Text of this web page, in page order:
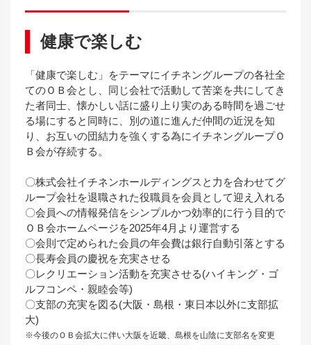
健康で楽しむ
「健康で楽しむ」をテーマにイチネングループの各社全
てのＯＢ会とし、同じ会社で活動して苦楽を共にしてき
た者同士、懐かしい話に盛り上り実のある時間を過ごせ
る場にすると同時に、別の道に進んだ仲間の近況を知
り、お互いの団結力を強くする為にイチネングループＯ
Ｂ会が存続する。
〇株式会社イチネンホールディングスと力を合わせてグ
ループ会社を退職された役職員を会員として迎え入れる
〇会員への情報発信をシンプルかつ効率的に行う目的で
ＯＢ会ホームページを2025年4月より運営する
〇会則で定められた会員の年会費は銀行自動引落とする
〇長寿会員の慶祝を充実させる
〇レクリエーション活動を充実させる(ハイキング・ゴ
ルフコンペ・親睦会等)
〇支部の充実を図る(大阪・島根・東日本以外に支部拡
大)
※今後のＯＢ会拡大に伴い大阪を近畿、島根を山陰に支部名を変更